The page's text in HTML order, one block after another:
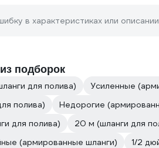
в характеристиках или
подборок
для полива) Усиленные
полива)
Недорогие
для полива)
20 м (шланги для
(армированные шланги)
1/2